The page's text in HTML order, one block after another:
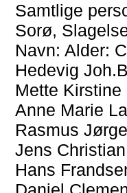
Samtlige
Sorø,
Navn: Alder:
Hedevig
Mette
Anne Marie
Rasmus
Jens
Hans